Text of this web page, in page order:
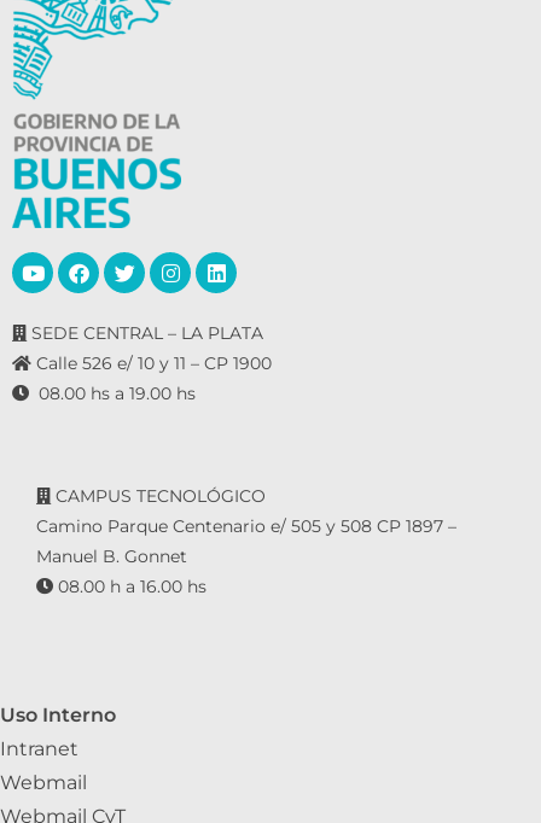
SEDE CENTRAL – LA PLATA
Calle 526 e/ 10 y 11 – CP 1900
08.00 hs a 19.00 hs
CAMPUS TECNOLÓGICO
Camino Parque Centenario e/ 505 y 508 CP 1897 –
Manuel B. Gonnet
08.00 h a 16.00 hs
Uso Interno
Intranet
Webmail
Webmail CyT